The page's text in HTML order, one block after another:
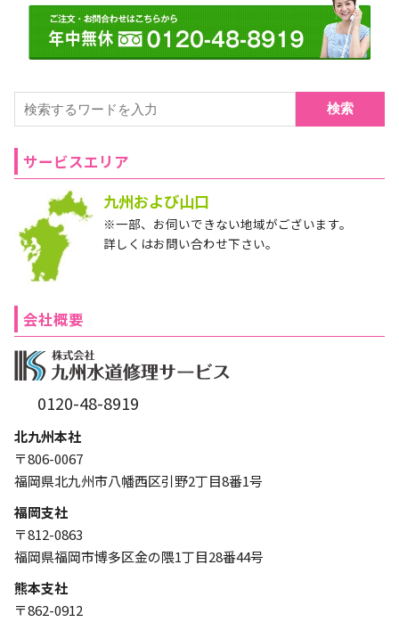
検索
サービスエリア
九州および山口
※一部、お伺いできない地域がございます。
詳しくはお問い合わせ下さい。
会社概要
0120-48-8919
北九州本社
〒806-0067
福岡県北九州市八幡西区引野2丁目8番1号
福岡支社
〒812-0863
福岡県福岡市博多区金の隈1丁目28番44号
熊本支社
〒862-0912